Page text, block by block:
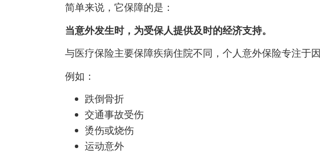
简单来说，它保障的是：
当意外发生时，为受保人提供及时的经济支持。
与医疗保险主要保障疾病住院不同，个人意外保险专注于
例如：
跌倒骨折
交通事故受伤
烫伤或烧伤
运动意外